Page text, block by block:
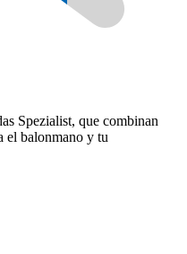
Spezialist, que combinan
el balonmano y tu